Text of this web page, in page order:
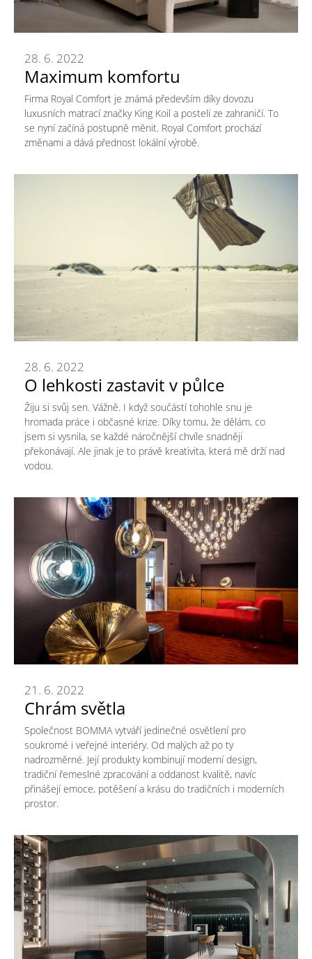
Maximum komfortu
28. 6. 2022
Firma Royal Comfort je známá především díky dovozu
luxusních matrací značky King Koil a postelí ze zahraničí. To
se nyní začíná postupně měnit. Royal Comfort prochází
změnami a dává přednost lokální výrobě.
O lehkosti zastavit v půlce
28. 6. 2022
Žiju si svůj sen. Vážně. I když součástí tohohle snu je
hromada práce i občasné krize. Díky tomu, že dělám, co
jsem si vysnila, se každé náročnější chvíle snadněji
překonávají. Ale jinak je to právě kreativita, která mě drží nad
vodou.
Chrám světla
21. 6. 2022
Společnost BOMMA vytváří jedinečné osvětlení pro
soukromé i veřejné interiéry. Od malých až po ty
nadrozměrné. Její produkty kombinují moderní design,
tradiční řemeslné zpracování a oddanost kvalitě, navíc
přinášejí emoce, potěšení a krásu do tradičních i moderních
prostor.